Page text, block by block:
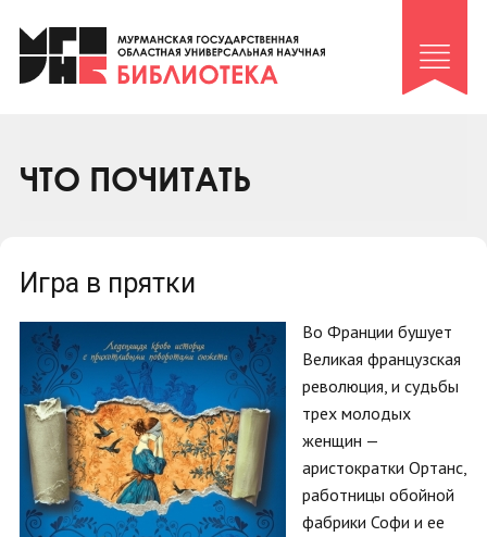
Клуб «Гиря и сельдерей»
Клуб «Семейный архив»
Коллегам
ЧТО ПОЧИТАТЬ
Игра в прятки
Во Франции бушует
Великая французская
революция, и судьбы
трех молодых
женщин —
аристократки Ортанс,
работницы обойной
фабрики Софи и ее